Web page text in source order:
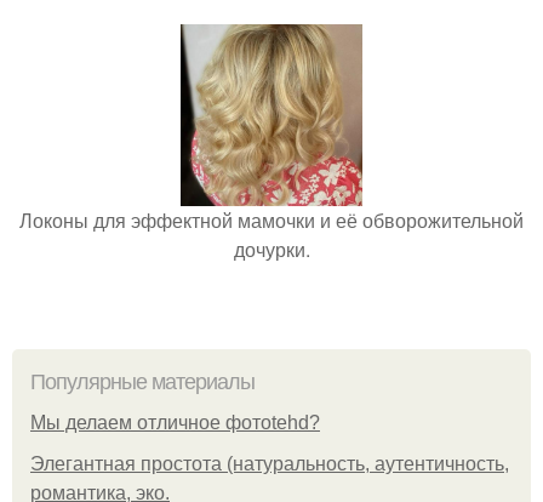
Локоны для эффектной мамочки и её обворожительной
дочурки.
Популярные материалы
Мы делаем отличное фотоtehd?
Элегантная простота (натуральность, аутентичность,
романтика, эко.